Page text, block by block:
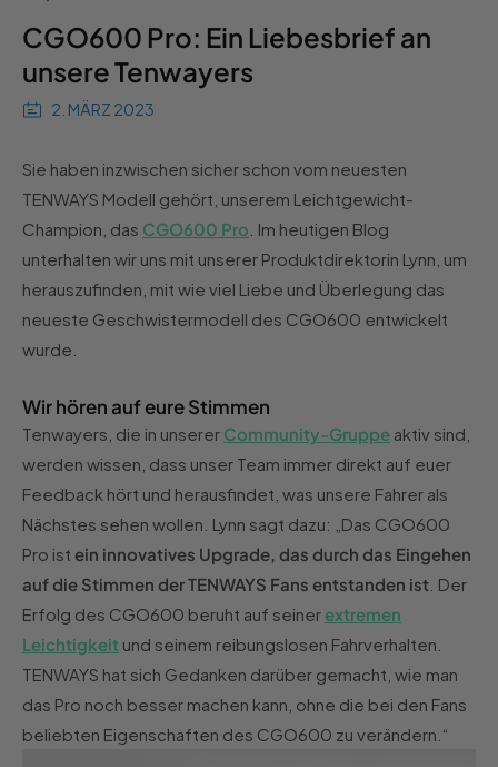
CGO600 Pro: Ein Liebesbrief an
unsere Tenwayers
2. MÄRZ 2023
Sie haben inzwischen sicher schon vom neuesten
TENWAYS Modell gehört, unserem Leichtgewicht-
Champion, das CGO600 Pro . Im heutigen Blog
unterhalten wir uns mit unserer Produktdirektorin Lynn, um
herauszufinden, mit wie viel Liebe und Überlegung das
neueste Geschwistermodell des CGO600 entwickelt
wurde.
Wir hören auf eure Stimmen
Tenwayers, die in unserer Community-Gruppe aktiv sind,
werden wissen, dass unser Team immer direkt auf euer
Feedback hört und herausfindet, was unsere Fahrer als
Nächstes sehen wollen. Lynn sagt dazu: „Das CGO600
Pro ist ein innovatives Upgrade, das durch das Eingehen
auf die Stimmen der TENWAYS Fans entstanden ist . Der
Erfolg des CGO600 beruht auf seiner extremen
Leichtigkeit und seinem reibungslosen Fahrverhalten.
TENWAYS hat sich Gedanken darüber gemacht, wie man
das Pro noch besser machen kann, ohne die bei den Fans
beliebten Eigenschaften des CGO600 zu verändern.“